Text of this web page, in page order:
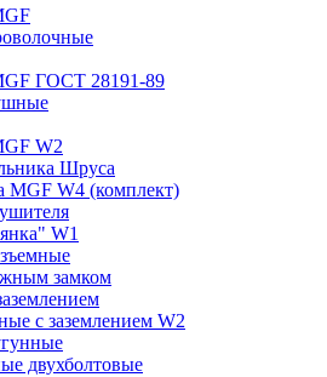
ГОСТ 28191-89
W2
Шруса
W4 (комплект)
W1
замком
с заземлением W2
двухболтовые